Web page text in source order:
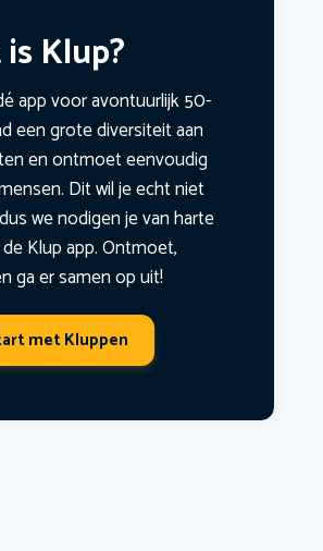
Klup?
app voor avontuurlijk 50-
een grote diversiteit aan
en ontmoet eenvoudig
Dit wil je echt niet
we nodigen je van harte
Klup app. Ontmoet,
ga er samen op uit!
met Kluppen